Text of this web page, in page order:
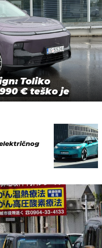
Toliko
€ teško je